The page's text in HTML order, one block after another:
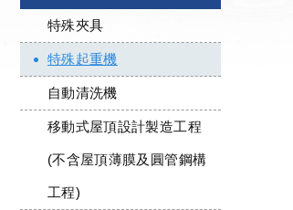
特殊夾具
特殊起重機
自動清洗機
移動式屋頂設計製造工程
(不含屋頂薄膜及圓管鋼構
工程)